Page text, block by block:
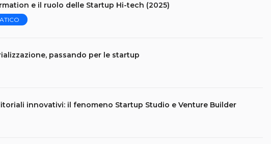
e il ruolo delle Startup Hi-tech (2025)
passando per le startup
innovativi: il fenomeno Startup Studio e Venture Builder